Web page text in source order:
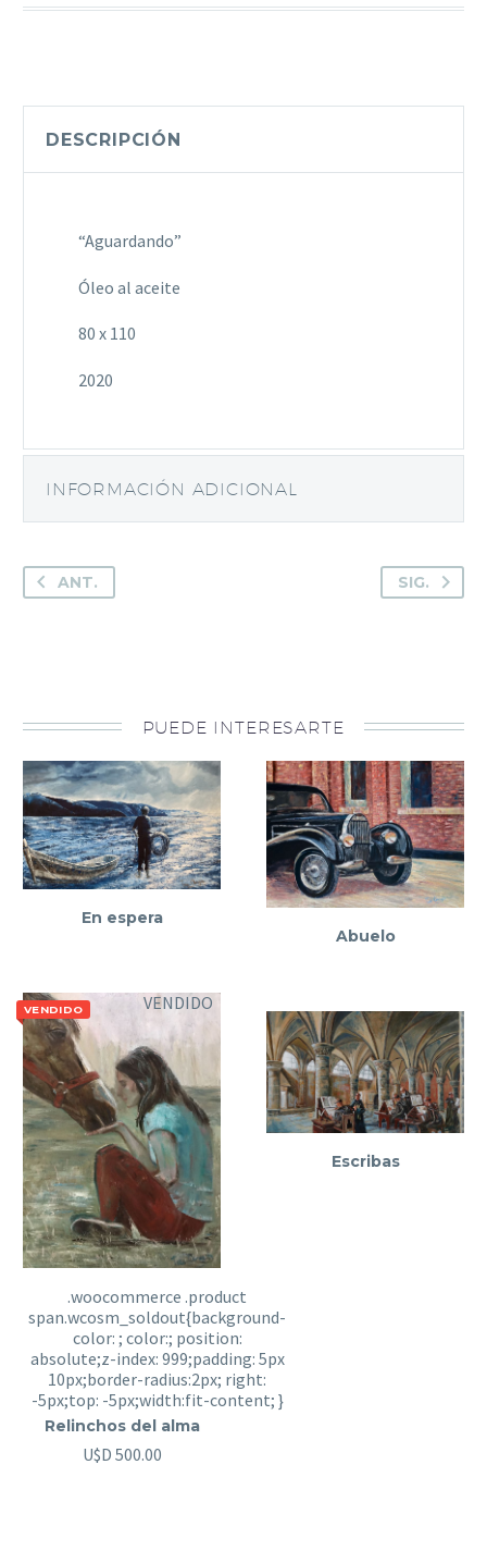
DESCRIPCIÓN
“Aguardando”
Óleo al aceite
80 x 110
2020
INFORMACIÓN ADICIONAL
ANT. SIG.
PUEDE INTERESARTE
En espera
Abuelo
VENDIDO VENDIDO
Relinchos del alma
U$D 500.00
Escribas